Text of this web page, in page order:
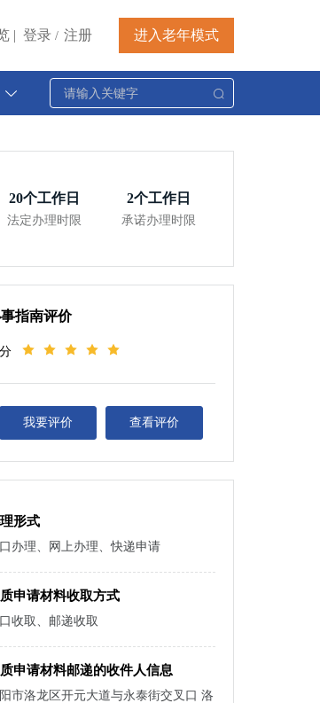
| 登录 / 注册 进入老年模式
20个工作日
法定办理时限
2个工作日
承诺办理时限
指南评价
我要评价 查看评价
形式
办理、网上办理、快递申请
申请材料收取方式
收取、邮递收取
申请材料邮递的收件人信息
市洛龙区开元大道与永泰街交叉口 洛